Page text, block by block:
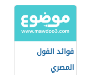
فوائد الفول
المصري